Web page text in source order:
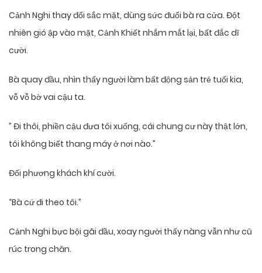
Cảnh Nghi thay đổi sắc mặt, dùng sức đuổi bà ra cửa. Đột
nhiên gió ập vào mặt, Cảnh Khiết nhắm mắt lại, bất đắc dĩ
cười.
Bà quay đầu, nhìn thấy người làm bất động sản trẻ tuổi kia,
vỗ vỗ bờ vai cậu ta.
” Đi thôi, phiền cậu đưa tôi xuống, cái chung cư này thật lớn,
tôi không biết thang máy ở nơi nào.”
Đối phương khách khí cười.
“Bà cứ đi theo tôi.”
Cảnh Nghi bực bội gãi đầu, xoay người thấy nàng vẫn như cũ
rúc trong chăn.